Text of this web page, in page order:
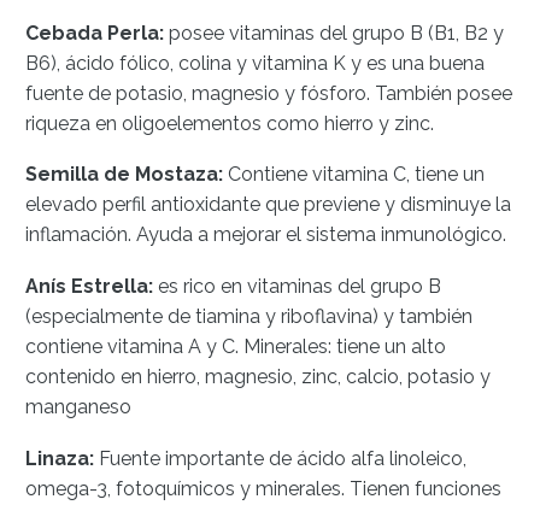
Cebada Perla: posee vitaminas del grupo B (B1, B2 y
B6), ácido fólico, colina y vitamina K y es una buena
fuente de potasio, magnesio y fósforo. También posee
riqueza en oligoelementos como hierro y zinc.
Semilla de Mostaza: Contiene vitamina C, tiene un
elevado perfil antioxidante que previene y disminuye la
inflamación. Ayuda a mejorar el sistema inmunológico.
Anís Estrella: es rico en vitaminas del grupo B
(especialmente de tiamina y riboflavina) y también
contiene vitamina A y C. Minerales: tiene un alto
contenido en hierro, magnesio, zinc, calcio, potasio y
manganeso
Linaza: Fuente importante de ácido alfa linoleico,
omega-3, fotoquímicos y minerales. Tienen funciones